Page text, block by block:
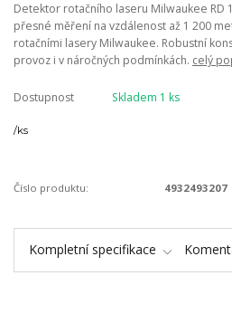
Detektor rotačního laseru Milwaukee RD
přesné měření na vzdálenost až 1 200
rotačními lasery Milwaukee. Robustní
provoz i v náročných podmínkách. celý
Dostupnost Skladem 1 ks
/ks
Číslo produktu: 4932493207
Kompletní specifikace